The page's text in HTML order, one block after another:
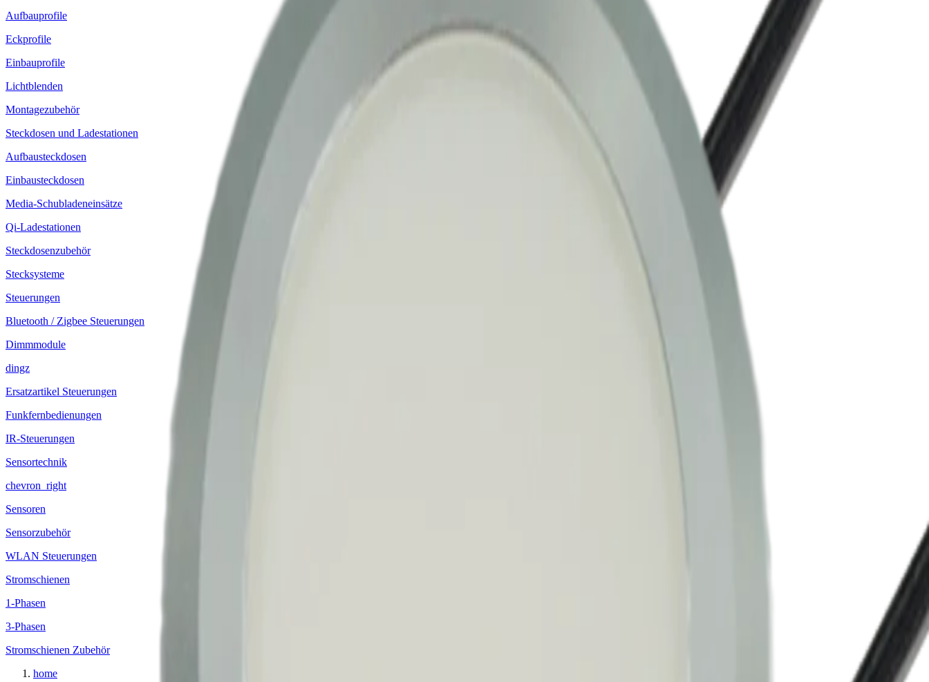
Aufbauprofile
Eckprofile
Einbauprofile
Lichtblenden
Montagezubehör
Steckdosen und Ladestationen
Aufbausteckdosen
Einbausteckdosen
Media-Schubladeneinsätze
Qi-Ladestationen
Steckdosenzubehör
Stecksysteme
Steuerungen
Bluetooth / Zigbee Steuerungen
Dimmmodule
dingz
Ersatzartikel Steuerungen
Funkfernbedienungen
IR-Steuerungen
Sensortechnik
chevron_right
Sensoren
Sensorzubehör
WLAN Steuerungen
Stromschienen
1-Phasen
3-Phasen
Stromschienen Zubehör
home